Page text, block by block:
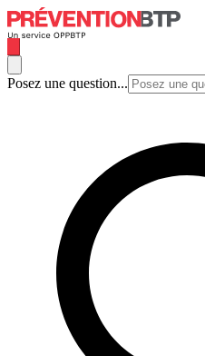
Posez une question...